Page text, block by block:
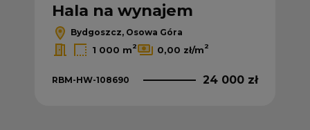
Hala na wynajem
Bydgoszcz, Osowa Góra
1 000 m2 0,00 zł/m2
RBM-HW-108690 24 000 zł